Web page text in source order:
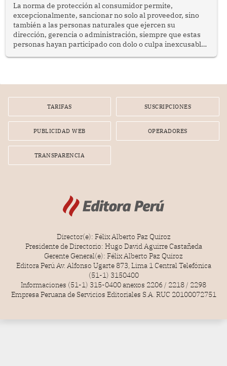
La norma de protección al consumidor permite,
excepcionalmente, sancionar no solo al proveedor, sino
también a las personas naturales que ejercen su
dirección, gerencia o administración, siempre que estas
personas hayan participado con dolo o culpa inexcusable
por la frustrada realización de un meet and greet con
TARIFAS SUSCRIPCIONES
PUBLICIDAD WEB OPERADORES
TRANSPARENCIA
Director(e): Félix Alberto Paz Quiroz
Presidente de Directorio: Hugo David Aguirre Castañeda
Gerente General(e): Félix Alberto Paz Quiroz
Editora Perú Av. Alfonso Ugarte 873, Lima 1 Central Telefónica
(51-1) 3150400
Informaciones (51-1) 315-0400 anexos 2206 / 2218 / 2298
Empresa Peruana de Servicios Editoriales S.A. RUC 20100072751